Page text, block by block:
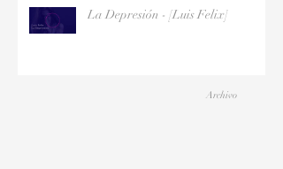
La Depresión - [Luis Felix]
Archivo